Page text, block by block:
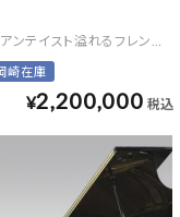
オンリーワン 最高級 中古
ンテイスト溢れるフレンチス
崎在庫
¥2,200,000 税込